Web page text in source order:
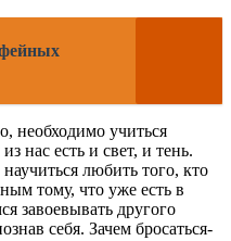
необходимо учиться
нас есть и свет, и тень.
любить того, кто
тому, что уже есть в
завоевывать другого
себя. Зачем бросаться-